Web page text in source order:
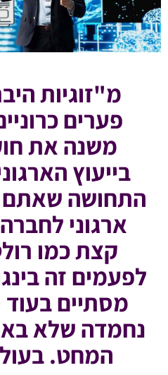
מ"זוגיות
פערים
משנה את
בייעוץ
התחושה שאתם
ארגוני
קצת כמו
לפעמים זה
מסתיים
נחמדה שלא
המחט.